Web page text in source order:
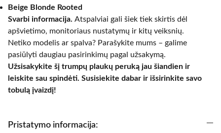
Beige Blonde Rooted
Svarbi informacija. Atspalviai gali šiek tiek skirtis dėl
apšvietimo, monitoriaus nustatymų ir kitų veiksnių.
Netiko modelis ar spalva? Parašykite mums – galime
pasiūlyti daugiau pasirinkimų pagal užsakymą.
Užsisakykite šį trumpų plaukų peruką jau šiandien ir
leiskite sau spindėti. Susisiekite dabar ir išsirinkite savo
tobulą įvaizdį!
Pristatymo informacija: